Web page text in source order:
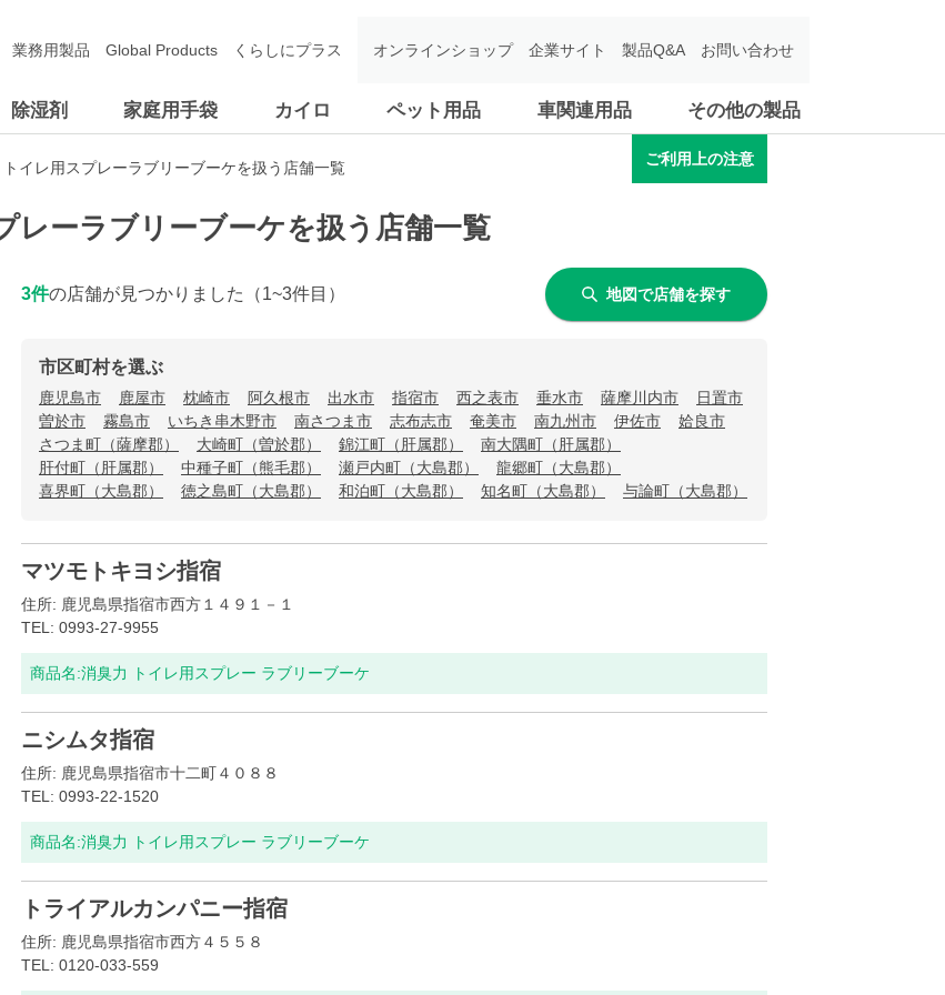
除湿剤 家庭用手袋 カイロ ペット用品 車関連用品 その他の製品
業務用製品 Global Products くらしにプラス オンラインショップ 企業サイト 製品Q&A お問い合わせ
イレ用スプレーラブリーブーケを扱う店舗一覧
ご利用上の注意
レーラブリーブーケを扱う店舗一覧
3件の店舗が見つかりました （1~3件目） 地図で店舗を探す
市区町村を選ぶ
鹿児島市 鹿屋市 枕崎市 阿久根市 出水市 指宿市 西之表市 垂水市 薩摩川内市
日置市
曽於市
霧島市 いちき串木野市 南さつま市 志布志市 奄美市 南九州市 伊佐市
姶良市
さつま町（薩摩郡）
大崎町（曽於郡） 錦江町（肝属郡）
南大隅町（肝属郡）
肝付町（肝属郡）
中種子町（熊毛郡） 瀬戸内町（大島郡）
龍郷町（大島郡）
喜界町（大島郡）
徳之島町（大島郡） 和泊町（大島郡） 知名町（大島郡） 与論町（大島郡）
マツモトキヨシ指宿
住所: 鹿児島県指宿市西方１４９１－１
TEL: 0993-27-9955
商品名:消臭力 トイレ用スプレー ラブリーブーケ
ニシムタ指宿
住所: 鹿児島県指宿市十二町４０８８
TEL: 0993-22-1520
商品名:消臭力 トイレ用スプレー ラブリーブーケ
トライアルカンパニー指宿
住所: 鹿児島県指宿市西方４５５８
TEL: 0120-033-559